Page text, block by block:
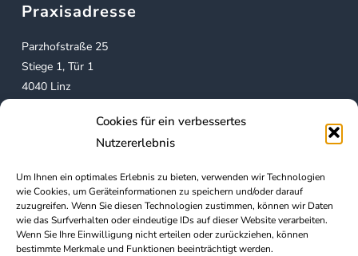
Cookies für ein verbessertes
Nutzererlebnis
Um Ihnen ein optimales Erlebnis zu bieten, verwenden wir Technologien
wie Cookies, um Geräteinformationen zu speichern und/oder darauf
zuzugreifen. Wenn Sie diesen Technologien zustimmen, können wir Daten
wie das Surfverhalten oder eindeutige IDs auf dieser Website verarbeiten.
Wenn Sie Ihre Einwilligung nicht erteilen oder zurückziehen, können
bestimmte Merkmale und Funktionen beeinträchtigt werden.
Praxisadresse
Parzhofstraße 25
Stiege 1, Tür 1
4040 Linz
Mein Angebot
Psychotherapie
Führungskräfte & Organisationen